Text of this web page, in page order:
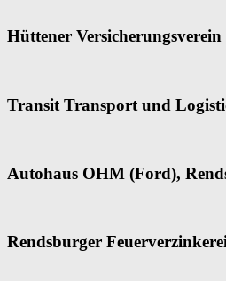
Hüttener Versicherungsverein
Transit Transport und
Autohaus OHM (Ford),
Rendsburger